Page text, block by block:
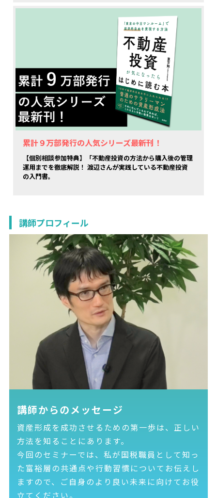
累計９万部発行の人気シリーズ最新刊！
【個別相談参加特典】「不動産投資の方法から購入後の管理
運用までを徹底解説！ 渡辺さんが実践している不動産投資
の入門書。
講師プロフィール
講師からのメッセージ
資産形成を成功させるための第一歩は、正しい
方法を知ることにあります。
今回のセミナーでは、私が国税職員として知っ
た富裕層の共通点や行動習慣についてお伝えし
ますので、ご自身のより良い未来に向けてお役
立てください。